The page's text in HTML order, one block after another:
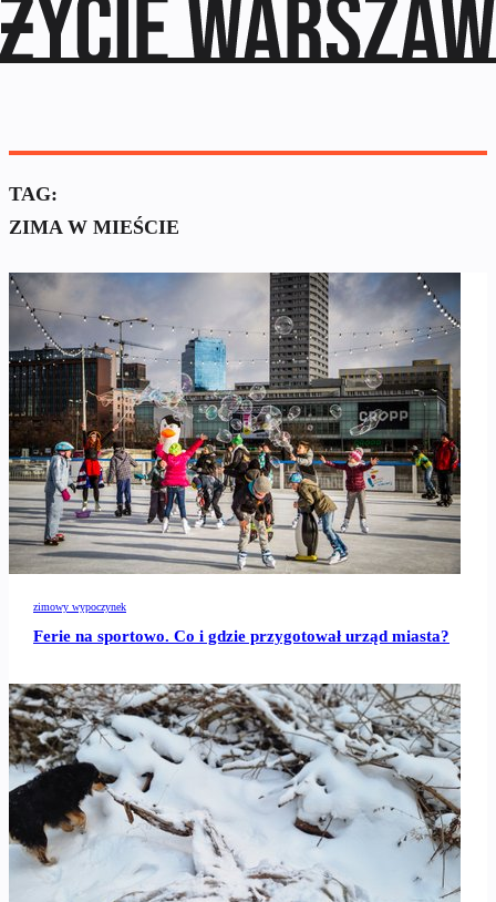
TAG:
ZIMA W MIEŚCIE
zimowy wypoczynek
Ferie na sportowo. Co i gdzie przygotował urząd miasta?